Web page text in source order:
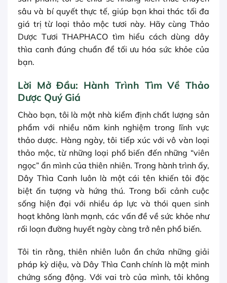
sâu và bí quyết thực tế, giúp bạn khai thác tối đa
giá trị từ loại thảo mộc tươi này. Hãy cùng Thảo
Dược Tươi THAPHACO tìm hiểu cách dùng dây
thìa canh đúng chuẩn để tối ưu hóa sức khỏe của
bạn.
Lời Mở Đầu: Hành Trình Tìm Về Thảo
Dược Quý Giá
Chào bạn, tôi là một nhà kiểm định chất lượng sản
phẩm với nhiều năm kinh nghiệm trong lĩnh vực
thảo dược. Hàng ngày, tôi tiếp xúc với vô vàn loại
thảo mộc, từ những loại phổ biến đến những “viên
ngọc” ẩn mình của thiên nhiên. Trong hành trình ấy,
Dây Thìa Canh luôn là một cái tên khiến tôi đặc
biệt ấn tượng và hứng thú. Trong bối cảnh cuộc
sống hiện đại với nhiều áp lực và thói quen sinh
hoạt không lành mạnh, các vấn đề về sức khỏe như
rối loạn đường huyết ngày càng trở nên phổ biến.
Tôi tin rằng, thiên nhiên luôn ẩn chứa những giải
pháp kỳ diệu, và Dây Thìa Canh chính là một minh
chứng sống động. Với vai trò của mình, tôi không